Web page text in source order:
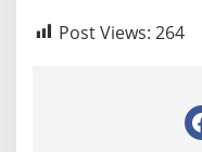
Post Views: 264